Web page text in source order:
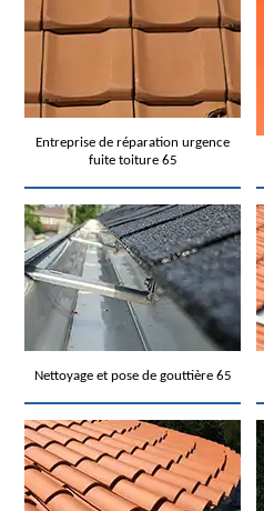
Entreprise de réparation urgence
fuite toiture 65
Nettoyage et pose de gouttière 65